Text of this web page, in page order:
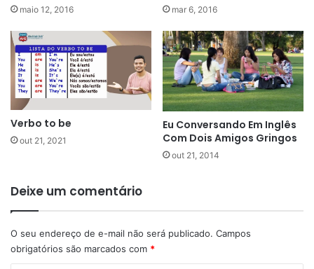
maio 12, 2016 mar 6, 2016
Verbo to be
out 21, 2021
Eu Conversando Em Inglês
Com Dois Amigos Gringos
out 21, 2014
Deixe um comentário
O seu endereço de e-mail não será publicado. Campos
obrigatórios são marcados com *